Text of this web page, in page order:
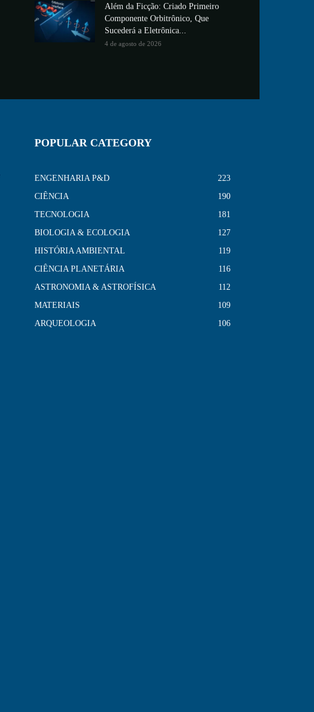
Além da Ficção: Criado Primeiro
Componente Orbitrônico, Que
Sucederá a Eletrônica...
4 de agosto de 2026
POPULAR CATEGORY
ENGENHARIA P&D
223
CIÊNCIA
190
TECNOLOGIA
181
BIOLOGIA & ECOLOGIA
127
HISTÓRIA AMBIENTAL
119
CIÊNCIA PLANETÁRIA
116
ASTRONOMIA & ASTROFÍSICA
112
MATERIAIS
109
ARQUEOLOGIA
106